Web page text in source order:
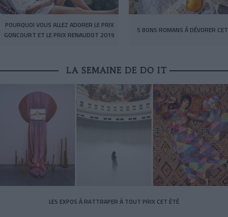
POURQUOI VOUS ALLEZ ADORER LE PRIX
GONCOURT ET LE PRIX RENAUDOT 2019
5 BONS ROMANS À DÉVORER
LA SEMAINE DE DO IT
LES EXPOS À RATTRAPER À TOUT PRIX CET ÉTÉ